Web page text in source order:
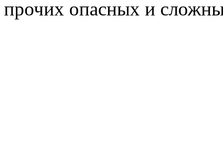
прочих опасных и